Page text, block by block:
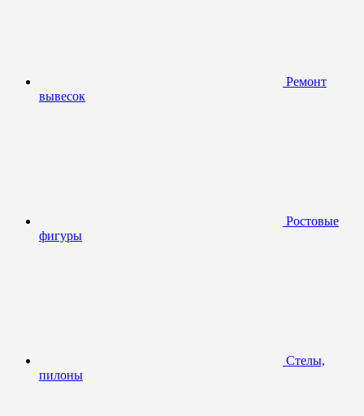
Ремонт
вывесок
Ростовые
фигуры
Стелы,
пилоны